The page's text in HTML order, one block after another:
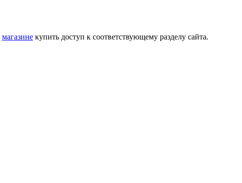
магазине купить доступ к соответствующему разделу сайта.